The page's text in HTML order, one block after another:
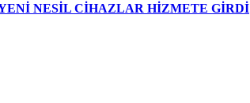
NESİL CİHAZLAR HİZMETE GİRDİ